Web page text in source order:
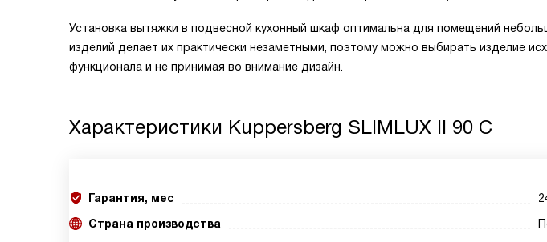
Установка вытяжки в подвесной кухонный шкаф оптимальна для помещений
изделий делает их практически незаметными, поэтому можно выбирать изделие
функционала и не принимая во внимание дизайн.
Характеристики Kuppersberg SLIMLUX II 90 C
Гарантия, мес
Страна производства